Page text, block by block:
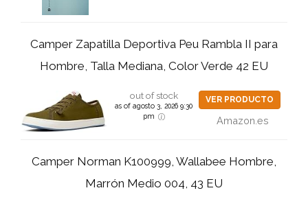
Camper Zapatilla Deportiva Peu Rambla II para
Hombre, Talla Mediana, Color Verde 42 EU
out of stock
as of agosto 3, 2026 9:30
pm
VER PRODUCTO
Amazon.es
Camper Norman K100999, Wallabee Hombre,
Marrón Medio 004, 43 EU